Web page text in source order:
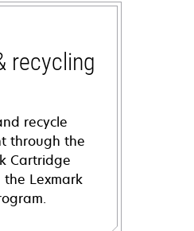
recycling
recycle
through the
Cartridge
the Lexmark